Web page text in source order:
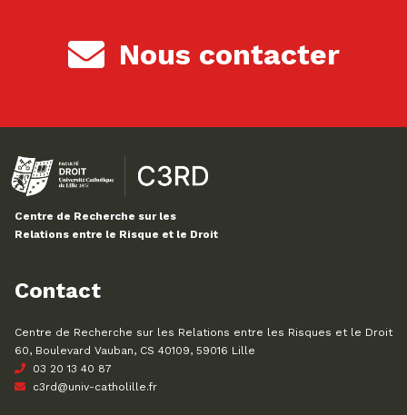
Nous contacter
Centre de Recherche sur les
Relations entre le Risque et le Droit
Contact
Centre de Recherche sur les Relations entre les Risques et le Droit
60, Boulevard Vauban, CS 40109, 59016 Lille
03 20 13 40 87
c3rd@univ-catholille.fr